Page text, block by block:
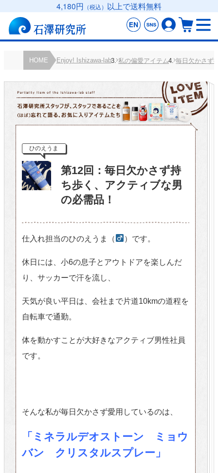
4,180円 （税込） 以上で送料無料
HOME Enjoy! Ishizawa-lab 私の偏愛アイテム 毎日欠かさず
ひのえうま
第12回：毎日欠かさず持
ち歩く、アクティブな男
の必需品！
仕入れ担当のひのえうま（ ）です。
休日には、小6の息子とアウトドアを楽しんだ
り、サッカーで汗を流し、
天気が良い平日は、会社まで片道10kmの道程を
自転車で通勤。
体を動かすことが大好きなアクティブ男性社員
です。
そんな私が毎日欠かさず愛用しているのは、
「ミネラルデオストーン ミョウ
バン クリスタルスプレー」